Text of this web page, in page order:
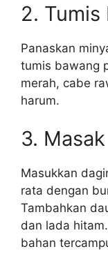
2. Tumis
Panaskan
tumis bawang
merah, cabe
harum.
3.
Masukkan
rata dengan
Tambahkan
dan lada
bahan